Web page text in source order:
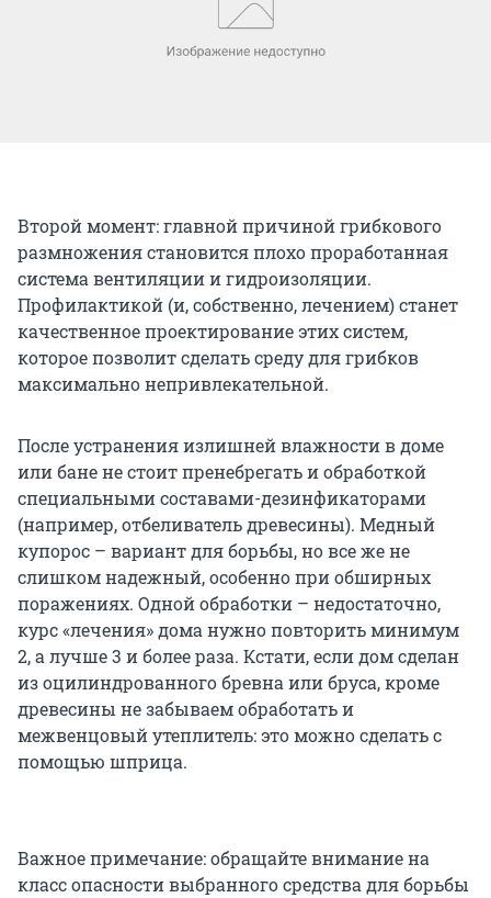
Второй момент: главной причиной грибкового
размножения становится плохо проработанная
система вентиляции и гидроизоляции.
Профилактикой (и, собственно, лечением) станет
качественное проектирование этих систем,
которое позволит сделать среду для грибков
максимально непривлекательной.
После устранения излишней влажности в доме
или бане не стоит пренебрегать и обработкой
специальными составами-дезинфикаторами
(например, отбеливатель древесины). Медный
купорос – вариант для борьбы, но все же не
слишком надежный, особенно при обширных
поражениях. Одной обработки – недостаточно,
курс «лечения» дома нужно повторить минимум
2, а лучше 3 и более раза. Кстати, если дом сделан
из оцилиндрованного бревна или бруса, кроме
древесины не забываем обработать и
межвенцовый утеплитель: это можно сделать с
помощью шприца.
Важное примечание: обращайте внимание на
класс опасности выбранного средства для борьбы